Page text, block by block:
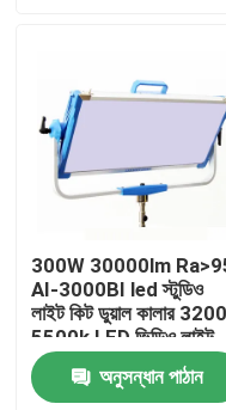
ভিডিও
আমাদের সম্বন্ধে
কারখানা পরিদর্শন
গুণমান নিয়ন্ত্রণ
300W 30000lm
AI-3000BI led স্টুডিও
লাইট কিট ডুয়াল কালার
5500k LED ভিডিও লাইট
300w S60
অনুসন্ধান পাঠান